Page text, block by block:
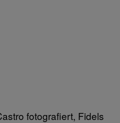
fotografiert, Fidels